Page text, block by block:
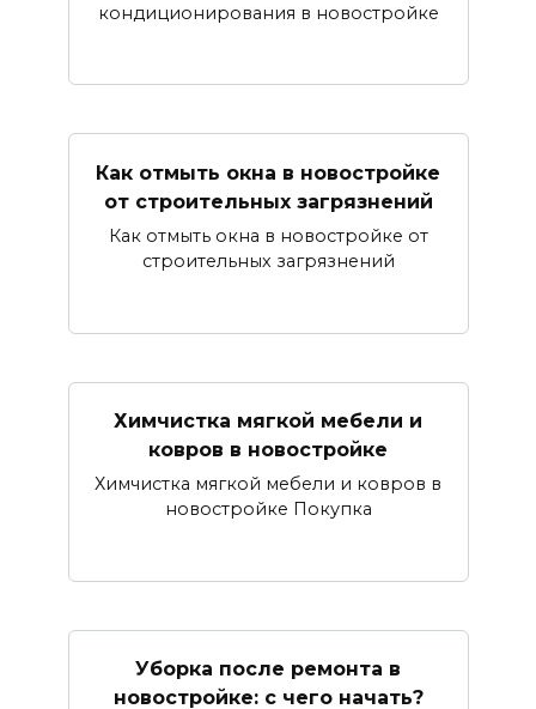
кондиционирования в новостройке
Как отмыть окна в новостройке
от строительных загрязнений
Как отмыть окна в новостройке от
строительных загрязнений
Химчистка мягкой мебели и
ковров в новостройке
Химчистка мягкой мебели и ковров в
новостройке Покупка
Уборка после ремонта в
новостройке: с чего начать?